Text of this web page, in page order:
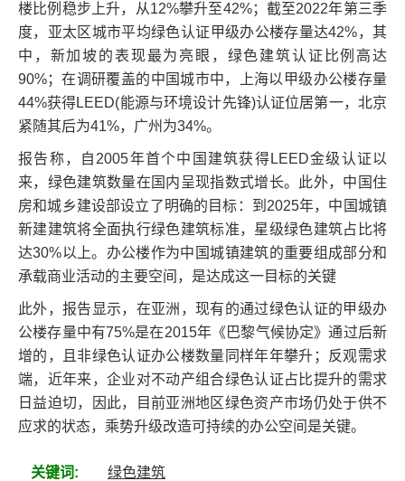
楼比例稳步上升，从12%攀升至42%；截至2022年第三季
度，亚太区城市平均绿色认证甲级办公楼存量达42%，其
中，新加坡的表现最为亮眼，绿色建筑认证比例高达
90%；在调研覆盖的中国城市中，上海以甲级办公楼存量
44%获得LEED(能源与环境设计先锋)认证位居第一，北京
紧随其后为41%，广州为34%。
报告称，自2005年首个中国建筑获得LEED金级认证以
来，绿色建筑数量在国内呈现指数式增长。此外，中国住
房和城乡建设部设立了明确的目标：到2025年，中国城镇
新建建筑将全面执行绿色建筑标准，星级绿色建筑占比将
达30%以上。办公楼作为中国城镇建筑的重要组成部分和
承载商业活动的主要空间，是达成这一目标的关键
此外，报告显示，在亚洲，现有的通过绿色认证的甲级办
公楼存量中有75%是在2015年《巴黎气候协定》通过后新
增的，且非绿色认证办公楼数量同样年年攀升；反观需求
端，近年来，企业对不动产组合绿色认证占比提升的需求
日益迫切，因此，目前亚洲地区绿色资产市场仍处于供不
应求的状态，乘势升级改造可持续的办公空间是关键。
关键词: 绿色建筑